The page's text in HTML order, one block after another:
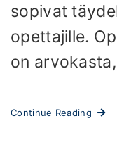
sopivat
opettajille.
on
Continue Reading